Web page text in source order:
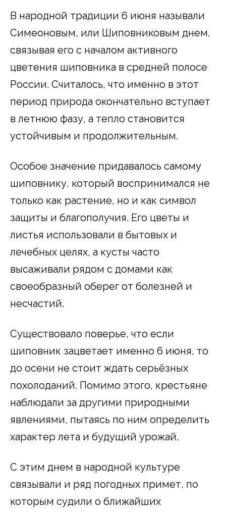
В народной традиции 6 июня называли
Симеоновым, или Шиповниковым днем,
связывая его с началом активного
цветения шиповника в средней полосе
России. Считалось, что именно в этот
период природа окончательно вступает
в летнюю фазу, а тепло становится
устойчивым и продолжительным.
Особое значение придавалось самому
шиповнику, который воспринимался не
только как растение, но и как символ
защиты и благополучия. Его цветы и
листья использовали в бытовых и
лечебных целях, а кусты часто
высаживали рядом с домами как
своеобразный оберег от болезней и
несчастий.
Существовало поверье, что если
шиповник зацветает именно 6 июня, то
до осени не стоит ждать серьёзных
похолоданий. Помимо этого, крестьяне
наблюдали за другими природными
явлениями, пытаясь по ним определить
характер лета и будущий урожай.
С этим днем в народной культуре
связывали и ряд погодных примет, по
которым судили о ближайших